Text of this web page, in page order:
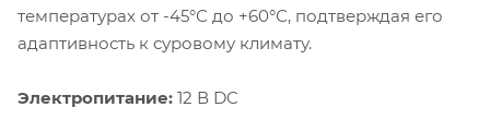
температурах от -45°С до +60°С, подтверждая его
адаптивность к суровому климату.
Электропитание: 12 В DC